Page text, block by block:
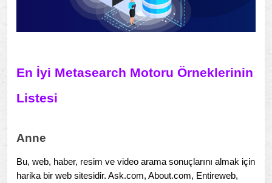
En İyi Metasearch Motoru Örneklerinin
Listesi
Anne
Bu, web, haber, resim ve video arama sonuçlarını almak için
harika bir web sitesidir. Ask.com, About.com, Entireweb,